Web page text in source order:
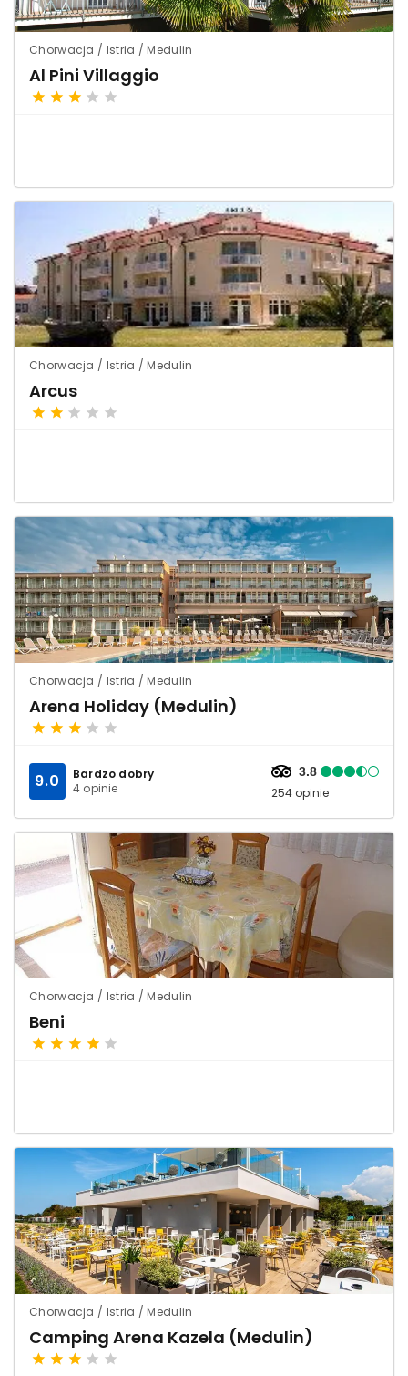
Chorwacja / Istria / Medulin
Al Pini Villaggio
Chorwacja / Istria / Medulin
Arcus
Chorwacja / Istria / Medulin
Arena Holiday (Medulin)
Bardzo dobry
4 opinie
9.0 3.8
254 opinie
Chorwacja / Istria / Medulin
Beni
Chorwacja / Istria / Medulin
Camping Arena Kazela (Medulin)